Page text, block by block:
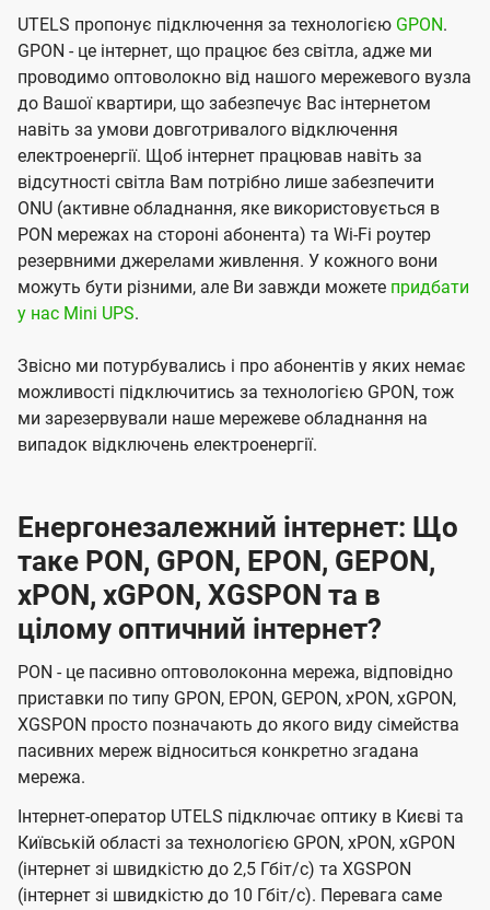
UTELS пропонує підключення за технологією GPON.
GPON - це інтернет, що працює без світла, адже ми
проводимо оптоволокно від нашого мережевого вузла
до Вашої квартири, що забезпечує Вас інтернетом
навіть за умови довготривалого відключення
електроенергії. Щоб інтернет працював навіть за
відсутності світла Вам потрібно лише забезпечити
ONU (активне обладнання, яке використовується в
PON мережах на стороні абонента) та Wi-Fi роутер
резервними джерелами живлення. У кожного вони
можуть бути різними, але Ви завжди можете придбати
у нас Mini UPS.
Звісно ми потурбувались і про абонентів у яких немає
можливості підключитись за технологією GPON, тож
ми зарезервували наше мережеве обладнання на
випадок відключень електроенергії.
Енергонезалежний інтернет: Що
таке PON, GPON, EPON, GEPON,
xPON, xGPON, XGSPON та в
цілому оптичний інтернет?
PON - це пасивно оптоволоконна мережа, відповідно
приставки по типу GPON, EPON, GEPON, xPON, xGPON,
XGSPON просто позначають до якого виду сімейства
пасивних мереж відноситься конкретно згадана
мережа.
Інтернет-оператор UTELS підключає оптику в Києві та
Київській області за технологією GPON, xPON, xGPON
(інтернет зі швидкістю до 2,5 Гбіт/с) та XGSPON
(інтернет зі швидкістю до 10 Гбіт/с). Перевага саме